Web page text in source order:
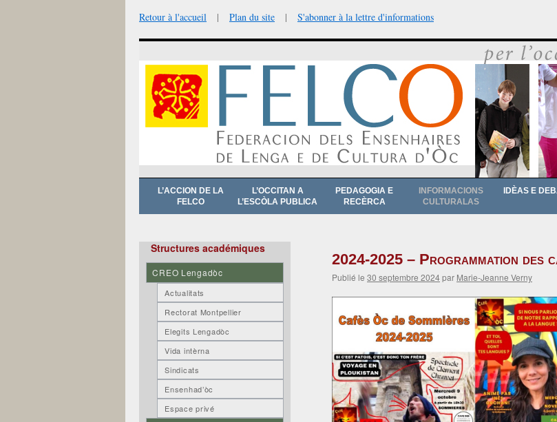
Retour à l'accueil | Plan du site | S'abonner à la lettre d'informations
contenu
L’ACCION DE LA
FELCO
L’OCCITAN A
L’ESCÒLA PUBLICA
PEDAGOGIA E
RECÈRCA
INFORMACIONS
CULTURALAS
IDÈAS E
2024-2025 – Programmation des
Publié le 30 septembre 2024par Marie-Jeanne Verny
Structures académiques
CREO Lengadòc
Actualitats
Rectorat Montpellier
Elegits Lengadòc
Vida intèrna
Sindicats
Ensenhad’òc
Espace privé